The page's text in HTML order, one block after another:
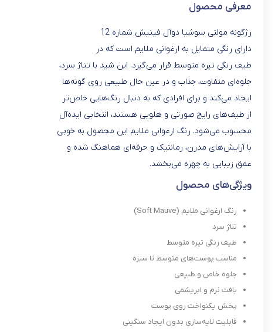
معرفی محصول
رژگونه مولتی سوشیا دوآل فینیش شماره 12
دارای رنگی متمایل به ارغوانی ملایم است که در
طیف رنگی تیره متوسط قرار می‌گیرد. این شید با تناژ سرد،
جلوه‌ای متفاوت، جذاب و در عین حال طبیعی روی گونه‌ها
ایجاد می‌کند و برای افرادی که به دنبال رنگ‌هایی خاص‌تر
از طیف‌های رایج صورتی و هلویی هستند، انتخابی ایده‌آل
محسوب می‌شود. رنگ ارغوانی ملایم این محصول به خوبی
با آرایش‌های مدرن، رمانتیک و حرفه‌ای هماهنگ شده و
عمق زیبایی به چهره می‌بخشد.
ویژگی‌های محصول
رنگ ارغوانی ملایم (Soft Mauve)
تناژ سرد
طیف رنگی تیره متوسط
مناسب پوست‌های متوسط تا سبزه
جلوه خاص و طبیعی
بافت نرم و ابریشمی
پخش یکنواخت روی پوست
قابلیت لایه‌سازی بدون ایجاد سنگینی